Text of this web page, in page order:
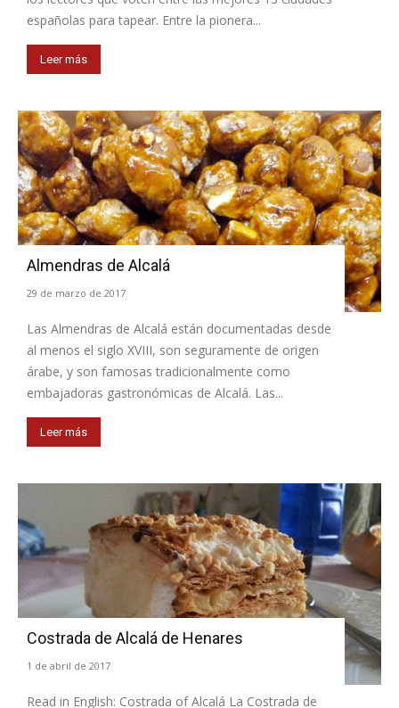
españolas para tapear. Entre la pionera...
Leer más
Almendras de Alcalá
29 de marzo de 2017
Las Almendras de Alcalá están documentadas desde
al menos el siglo XVIII, son seguramente de origen
árabe, y son famosas tradicionalmente como
embajadoras gastronómicas de Alcalá. Las...
Leer más
Costrada de Alcalá de Henares
1 de abril de 2017
Read in English: Costrada of Alcalá La Costrada de